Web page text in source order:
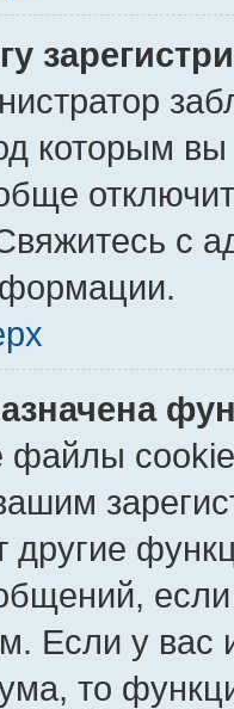
которым вы
с
файлы
другие
Если у
то